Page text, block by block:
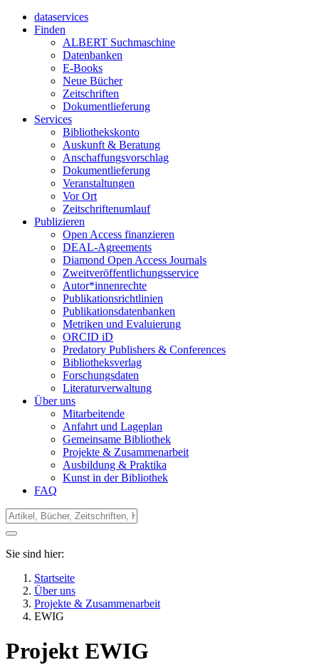
dataservices
Finden
ALBERT Suchmaschine
Datenbanken
E-Books
Neue Bücher
Zeitschriften
Dokumentlieferung
Services
Bibliothekskonto
Auskunft & Beratung
Anschaffungsvorschlag
Dokumentlieferung
Veranstaltungen
Vor Ort
Zeitschriftenumlauf
Publizieren
Open Access finanzieren
DEAL-Agreements
Diamond Open Access Journals
Zweitveröffentlichungsservice
Autor*innenrechte
Publikationsrichtlinien
Publikationsdatenbanken
Metriken und Evaluierung
ORCID iD
Predatory Publishers & Conferences
Bibliotheksverlag
Forschungsdaten
Literaturverwaltung
Über uns
Mitarbeitende
Anfahrt und Lageplan
Gemeinsame Bibliothek
Projekte & Zusammenarbeit
Ausbildung & Praktika
Kunst in der Bibliothek
FAQ
Sie sind hier:
Startseite
Über uns
Projekte & Zusammenarbeit
EWIG
Projekt EWIG